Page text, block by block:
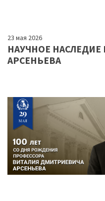
23 мая 2026
НАУЧНОЕ НАСЛЕДИЕ
АРСЕНЬЕВА